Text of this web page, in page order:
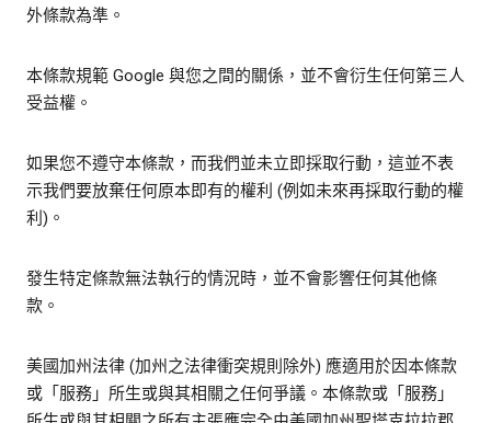
外條款為準。
本條款規範 Google 與您之間的關係，並不會衍生任何第三人
受益權。
如果您不遵守本條款，而我們並未立即採取行動，這並不表
示我們要放棄任何原本即有的權利 (例如未來再採取行動的權
利)。
發生特定條款無法執行的情況時，並不會影響任何其他條
款。
美國加州法律 (加州之法律衝突規則除外) 應適用於因本條款
或「服務」所生或與其相關之任何爭議。本條款或「服務」